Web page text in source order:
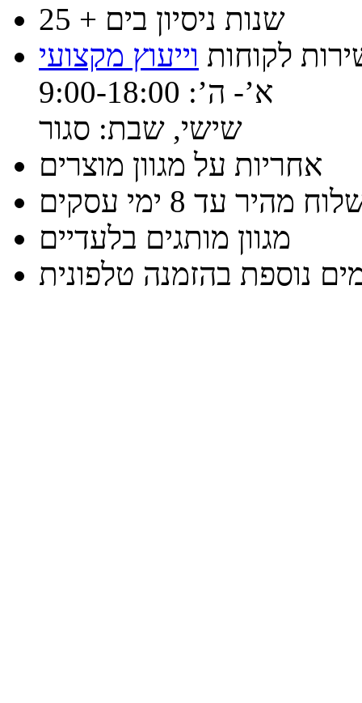
25 + שנות ניסיון בים
לקוחות וייעוץ מקצועי
א’- ה’: 9:00-18:00
שישי, שבת: סגור
אחריות על מגוון מוצרים
מהיר עד 8 ימי עסקים
מגוון מותגים בלעדיים
נוספת בהזמנה טלפונית